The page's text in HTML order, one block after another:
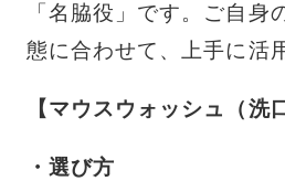
「名脇役」です。ご自身
態に合わせて、上手に活
【マウスウォッシュ（洗
・選び方